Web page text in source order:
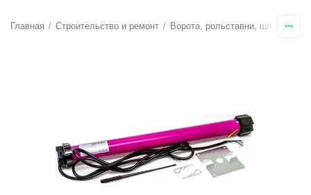
Главная / Строительство и ремонт / Ворота, рольставни,